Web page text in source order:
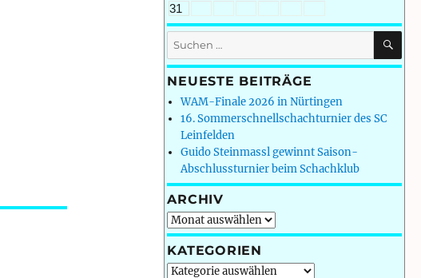
31
Suchen
nach:
NEUESTE BEITRÄGE
WAM-Finale 2026 in Nürtingen
16. Sommerschnellschachturnier des SC
Leinfelden
Guido Steinmassl gewinnt Saison-
Abschlussturnier beim Schachklub
ARCHIV
Archiv
KATEGORIEN
Kategorien